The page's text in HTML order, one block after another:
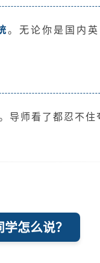
。无论你是国内
师看了都忍不
怎么说？